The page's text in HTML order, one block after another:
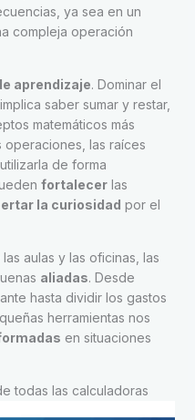
ya sea en un
compleja operación
aprendizaje. Dominar el
saber sumar y restar,
matemáticos más
las raíces
de forma
fortalecerlas
la curiosidad por el
aulas y las oficinas, las
aliadas. Desde
hasta dividir los gastos
herramientas nos
en situaciones
todas las calculadoras